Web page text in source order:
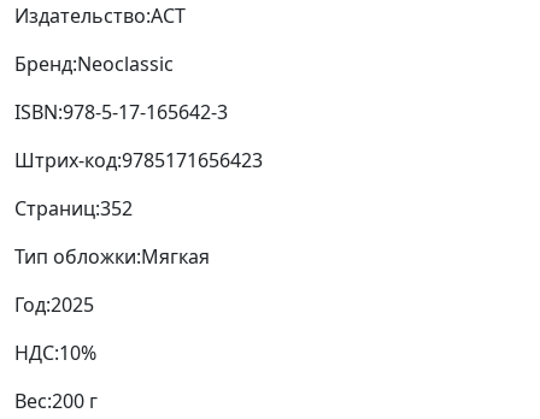
Издательство:АСТ
Бренд:Neoclassic
ISBN:978-5-17-165642-3
Штрих-код:9785171656423
Страниц:352
Тип обложки:Мягкая
Год:2025
НДС:10%
Вес:200 г